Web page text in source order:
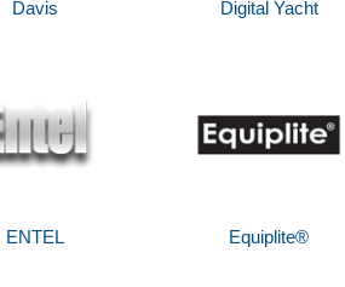
Davis Digital Yacht
ENTEL Equiplite®